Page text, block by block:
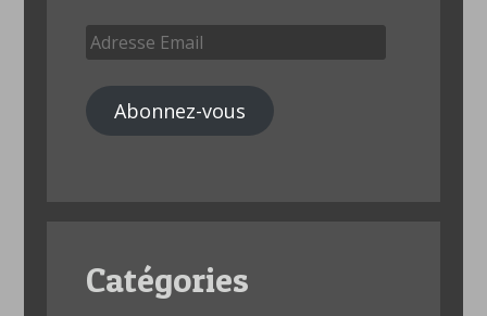
Adresse
Email
Abonnez-vous
Catégories